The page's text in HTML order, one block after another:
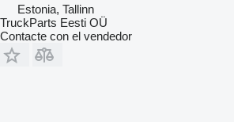
Estonia, Tallinn
TruckParts Eesti OÜ
Contacte con el vendedor